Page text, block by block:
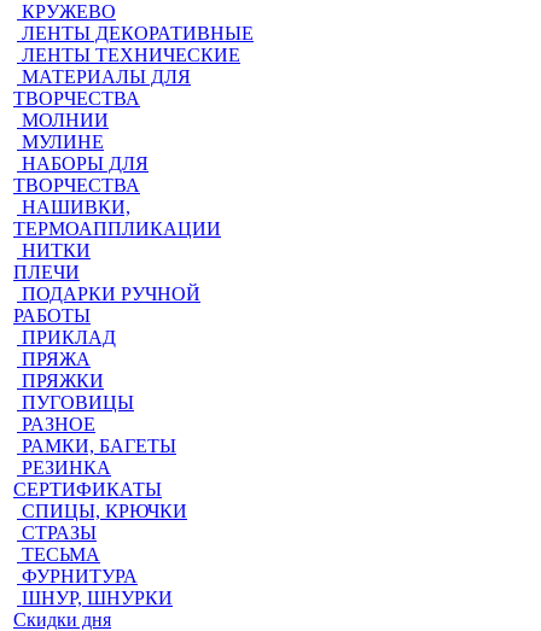
КРУЖЕВО
ЛЕНТЫ ДЕКОРАТИВНЫЕ
ЛЕНТЫ ТЕХНИЧЕСКИЕ
МАТЕРИАЛЫ ДЛЯ
ТВОРЧЕСТВА
МОЛНИИ
МУЛИНЕ
НАБОРЫ ДЛЯ
ТВОРЧЕСТВА
НАШИВКИ,
ТЕРМОАППЛИКАЦИИ
НИТКИ
ПЛЕЧИ
ПОДАРКИ РУЧНОЙ
РАБОТЫ
ПРИКЛАД
ПРЯЖА
ПРЯЖКИ
ПУГОВИЦЫ
РАЗНОЕ
РАМКИ, БАГЕТЫ
РЕЗИНКА
СЕРТИФИКАТЫ
СПИЦЫ, КРЮЧКИ
СТРАЗЫ
ТЕСЬМА
ФУРНИТУРА
ШНУР, ШНУРКИ
Скидки дня